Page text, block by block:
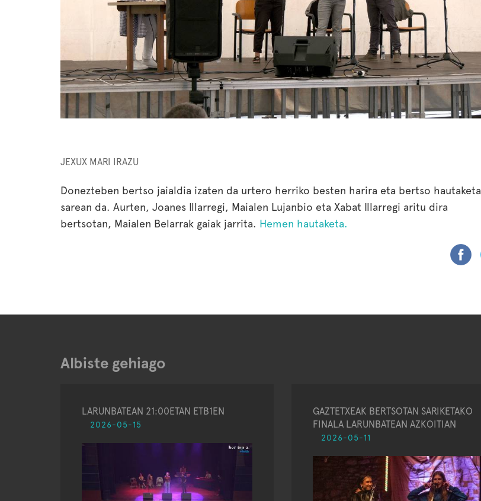
JEXUX MARI IRAZU
Donezteben bertso jaialdia izaten da urtero herriko besten harira eta bertso hautaketa
sarean da. Aurten, Joanes Illarregi, Maialen Lujanbio eta Xabat Illarregi aritu dira
bertsotan, Maialen Belarrak gaiak jarrita. Hemen hautaketa.
Albiste gehiago
LARUNBATEAN 21:00ETAN ETB1EN
2026-05-15
GAZTETXEAK BERTSOTAN SARIKETAKO
FINALA LARUNBATEAN AZKOITIAN
2026-05-11